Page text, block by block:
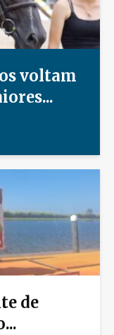
voltam
de